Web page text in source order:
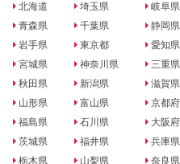
北海道
青森県
岩手県
宮城県
秋田県
山形県
福島県
茨城県
栃木県
埼玉県
千葉県
東京都
神奈川県
新潟県
富山県
石川県
福井県
山梨県
岐阜県
静岡県
愛知県
三重県
滋賀県
京都府
大阪府
兵庫県
奈良県